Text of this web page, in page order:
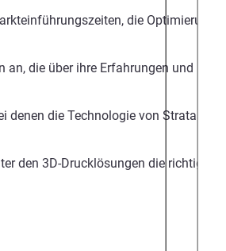
die Optimierung
die über ihre Erfahrungen und
die Technologie von Stratasys
den 3D-Drucklösungen die richtige